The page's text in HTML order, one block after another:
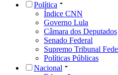
Política
Índice CNN
Governo Lula
Câmara dos Deputados
Senado Federal
Supremo Tribunal
Políticas Públicas
Nacional